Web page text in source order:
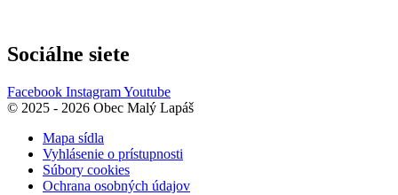
Sociálne siete
Facebook InstagramYoutube
© 2025 - 2026 Obec Malý Lapáš
Mapa sídla
Vyhlásenie o prístupnosti
Súbory cookies
Ochrana osobných údajov